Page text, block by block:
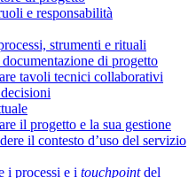
e responsabilità
strumenti e rituali
di progetto
tavoli tecnici collaborativi
il progetto e la sua gestione
il contesto d’uso del servizio
i processi e i touchpointdel